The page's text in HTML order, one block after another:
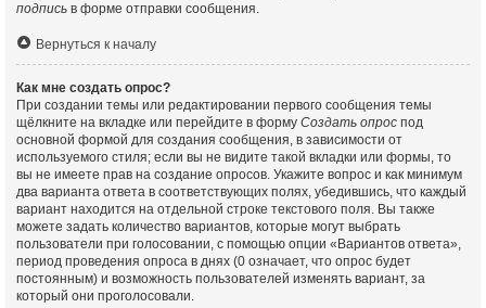
подпись в форме отправки сообщения.
Вернуться к началу
Как мне создать опрос?
При создании темы или редактировании первого сообщения темы
щёлкните на вкладке или перейдите в форму Создать опрос под
основной формой для создания сообщения, в зависимости от
используемого стиля; если вы не видите такой вкладки или формы, то
вы не имеете прав на создание опросов. Укажите вопрос и как минимум
два варианта ответа в соответствующих полях, убедившись, что каждый
вариант находится на отдельной строке текстового поля. Вы также
можете задать количество вариантов, которые могут выбрать
пользователи при голосовании, с помощью опции «Вариантов ответа»,
период проведения опроса в днях (0 означает, что опрос будет
постоянным) и возможность пользователей изменять вариант, за
который они проголосовали.